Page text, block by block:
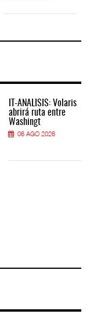
IT-ANÁLISIS: Volaris
abrirá ruta entre
Washingt
06 AGO 2026